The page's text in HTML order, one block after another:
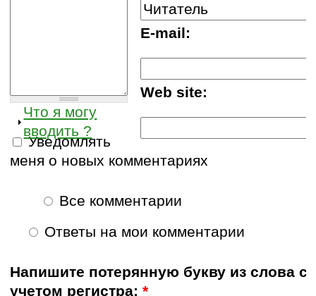
E-mail:
Web site:
Что я могу
вводить ?
Уведомлять
меня о новых комментариях
Все комментарии
Ответы на мои комментарии
Напишите потерянную букву из слова с
учетом регистра:*